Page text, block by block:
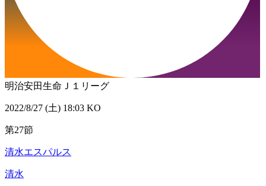
明治安田生命Ｊ１リーグ
2022/8/27 (土) 18:03 KO
第27節
清水エスパルス
清水